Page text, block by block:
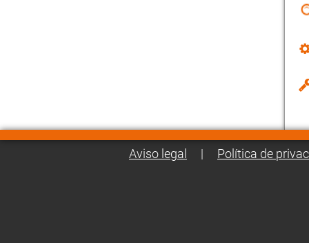
Aviso legal | Política de